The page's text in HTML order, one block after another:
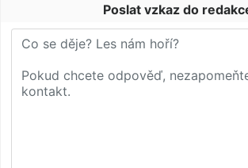
Poslat vzkaz do